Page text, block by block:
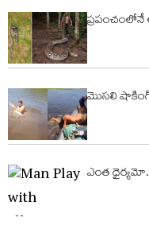
ప్రపంచంలోనే
మొసలి
ఎంత